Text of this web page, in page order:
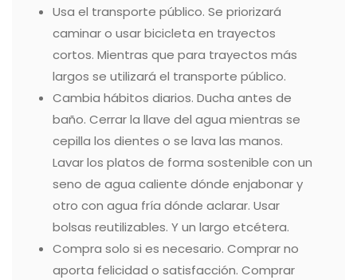
Usa el transporte público. Se priorizará
caminar o usar bicicleta en trayectos
cortos. Mientras que para trayectos más
largos se utilizará el transporte público.
Cambia hábitos diarios. Ducha antes de
baño. Cerrar la llave del agua mientras se
cepilla los dientes o se lava las manos.
Lavar los platos de forma sostenible con un
seno de agua caliente dónde enjabonar y
otro con agua fría dónde aclarar. Usar
bolsas reutilizables. Y un largo etcétera.
Compra solo si es necesario. Comprar no
aporta felicidad o satisfacción. Comprar